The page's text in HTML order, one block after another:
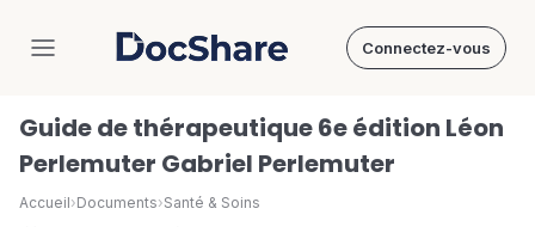
DocShare Connectez-vous
Guide de thérapeutique 6e édition Léon
Perlemuter Gabriel Perlemuter
Accueil›Documents›Santé & Soins